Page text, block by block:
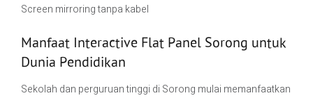
Screen mirroring tanpa kabel
Manfaat Interactive Flat Panel Sorong untuk
Dunia Pendidikan
Sekolah dan perguruan tinggi di Sorong mulai memanfaatkan